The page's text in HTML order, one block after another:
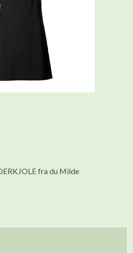
fra du Milde